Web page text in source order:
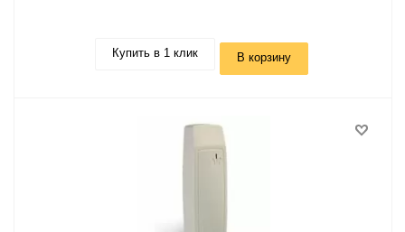
Купить в 1 клик В корзину